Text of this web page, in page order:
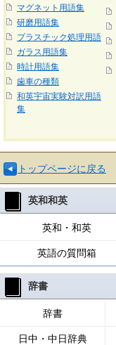
マグネット用語集
研磨用語集
プラスチック処理用語
ガラス用語集
時計用語集
歯車の種類
和英宇宙実験対訳用語
集
トップページに戻る
英和和英
英和・和英
英語の質問箱
辞書
辞書
日中・中日辞典